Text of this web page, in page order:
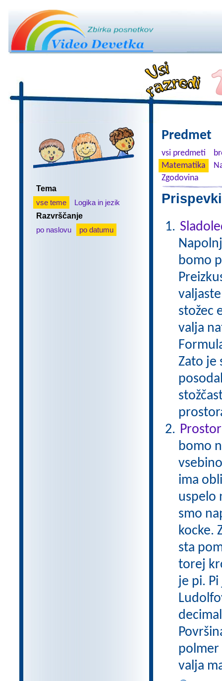
Tema
vse teme
Logika in jezik
Razvrščanje
po naslovu
po datumu
Predmet
vsi predmeti
Matematika
Zgodovina
bomo
stožec
valja
Zato je
bomo
ima
uspelo
smo
kocke.
sta
torej
je pi.
polmer
valja